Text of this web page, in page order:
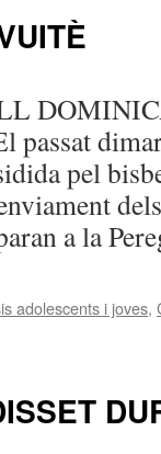
dimarts
pel
a la
adolescents i joves,